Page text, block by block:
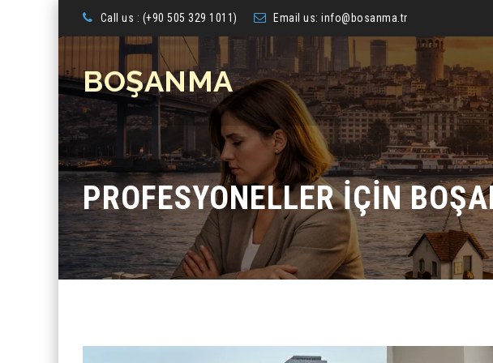
Call us : (+90 505 329 1011) Email us:info@bosanma.tr
BOŞANMA
PROFESYONELLER İÇIN